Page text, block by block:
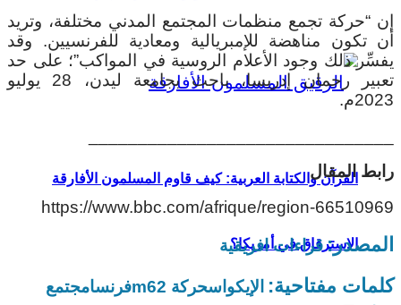
القرآن والكتابة العربية: كيف قاوم المسلمون الأفارقة
الاسترقاق في أمريكا؟
إن “حركة تجمع منظمات المجتمع المدني مختلفة، وتريد
أن تكون مناهضة للإمبريالية ومعادية للفرنسيين. وقد
يفسِّر ذلك وجود الأعلام الروسية في المواكب”؛ على حد
تعبير رحمان إدريسا، باحث بجامعة ليدن، 28 يوليو
2023م.
رابط المقال
https://www.bbc.com/afrique/region-66510969
المصدر:قراءات افريقية
كلمات مفتاحية: الإيكواسحركة m62 فرنسامجتمع